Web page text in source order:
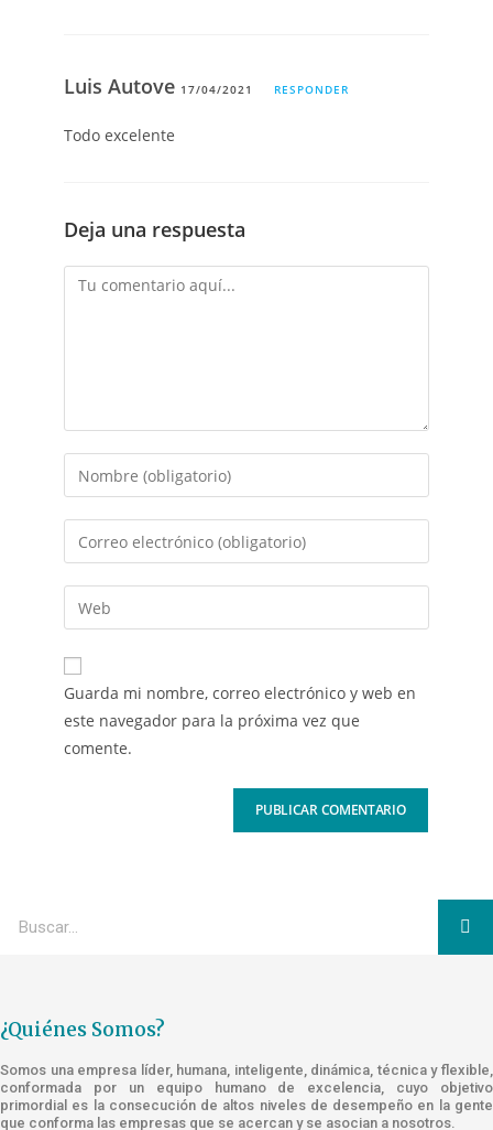
Luis Autove 17/04/2021 RESPONDER
Todo excelente
Deja una respuesta
Guarda mi nombre, correo electrónico y web en
este navegador para la próxima vez que
comente.
¿Quiénes Somos?
Somos una empresa líder, humana, inteligente, dinámica, técnica y flexible,
conformada por un equipo humano de excelencia, cuyo objetivo
primordial es la consecución de altos niveles de desempeño en la gente
que conforma las empresas que se acercan y se asocian a nosotros.